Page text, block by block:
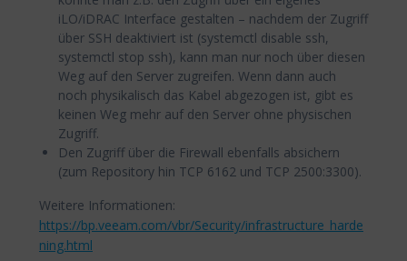
iLO/iDRAC Interface gestalten – nachdem der Zugriff
über SSH deaktiviert ist (systemctl disable ssh,
systemctl stop ssh), kann man nur noch über diesen
Weg auf den Server zugreifen. Wenn dann auch
noch physikalisch das Kabel abgezogen ist, gibt es
keinen Weg mehr auf den Server ohne physischen
Zugriff.
Den Zugriff über die Firewall ebenfalls absichern
(zum Repository hin TCP 6162 und TCP 2500:3300).
Weitere Informationen:
https://bp.veeam.com/vbr/Security/infrastructure_harde
ning.html